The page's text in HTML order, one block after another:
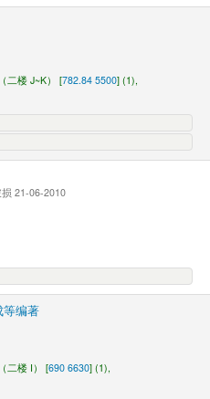
二楼 J~K） [782.84 5500] (1),
21-06-2010
等编著
二楼 I） [690 6630] (1),